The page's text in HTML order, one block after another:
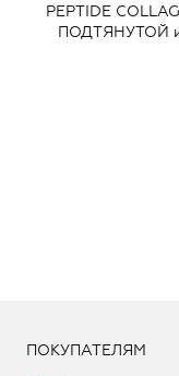
PEPTIDE
ПОДТЯНУТОЙ
ПОКУПАТЕЛЯМ